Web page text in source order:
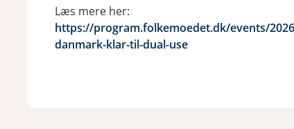
Læs mere her:
https://program.folkemoedet.dk/events/
danmark-klar-til-dual-use